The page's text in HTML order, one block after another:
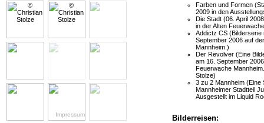
Impressum
Farben und Formen
2009 in den
Die Stadt (06. April
in der Alten
Addictz CS
September 2006 auf
Mannheim.)
Der Revolver (Eine
am 16. September
Feuerwache
Stolze)
3 zu 2 Mannheim (Eine
Mannheimer Stadtteil
Ausgestellt im Liquid
Bilderreisen: